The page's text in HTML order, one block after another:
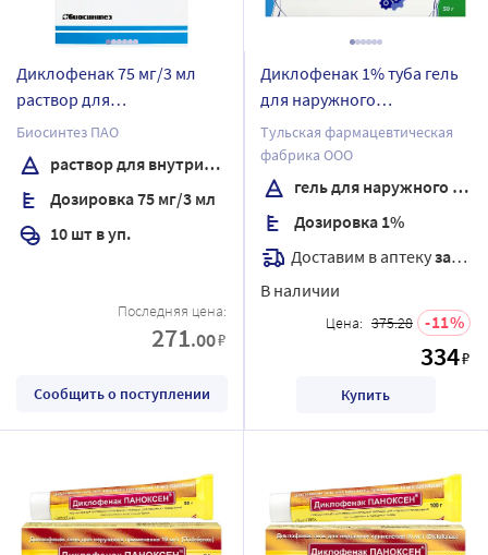
Диклофенак 75 мг/3 мл
раствор для
внутримышечного
введения 3 мл ампулы 10
шт.
Биосинтез ПАО
раствор для внутримышечного введения
Дозировка 75 мг/3 мл
10 шт в уп.
Последняя цена:
271.00₽
Сообщить о поступлении
Диклофенак 1% туба гель
для наружного
применения 50 гр
Тульская фармацевтическая
фабрика ООО
гель для наружного применения
Дозировка 1%
Доставим в аптекузавтра
В наличии
Цена: 375.28 11
334₽
Купить